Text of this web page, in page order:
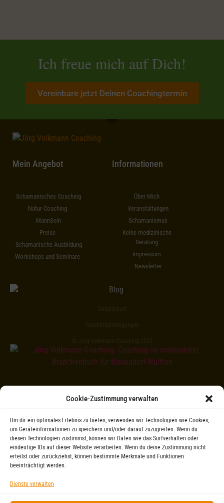
Cookie-Zustimmung verwalten
Um dir ein optimales Erlebnis zu bieten, verwenden wir Technologien wie Cookies,
um Geräteinformationen zu speichern und/oder darauf zuzugreifen. Wenn du
diesen Technologien zustimmst, können wir Daten wie das Surfverhalten oder
eindeutige IDs auf dieser Website verarbeiten. Wenn du deine Zustimmung nicht
erteilst oder zurückziehst, können bestimmte Merkmale und Funktionen
beeinträchtigt werden.
Dienste verwalten
Ich freue mich auf Dich!
Vereinbare jetzt Deinen Coachingtermin
Mein Angebot
Schamanisches Coaching
Natur-Coaching
MannSein
Preise
Schamanische Ausbildung
Workshops und Seminare
Informationen
Über Mich
Veranstaltungen
Schamanismus
Keine medizinische
Beratung
Impressum
Newsletter
Datenschutz
Geschäftsbedingungen
© Jörg Volkmann Coaching 2025